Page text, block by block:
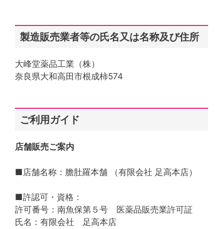
製造販売業者等の氏名又は名称及び住所
大峰堂薬品工業（株）
奈良県大和高田市根成柿574
ご利用ガイド
店舗販売ご案内
■店舗名称：膽肚羅本舗 （有限会社 足高本店）
■許認可・資格：
許可番号：南魚保第５号 医薬品販売業許可証
氏名：有限会社 足高本店